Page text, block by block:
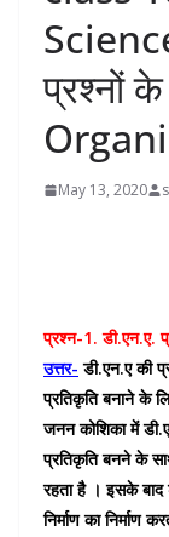
प्रश्नों
May 13, 2020
प्रश्न-1. डी.एन.ए.
उत्तर- डी.एन.ए की
प्रतिकृति बनाने के
जनन कोशिका में
प्रतिकृति बनने के
रहता है । इसके बाद
निर्माण का